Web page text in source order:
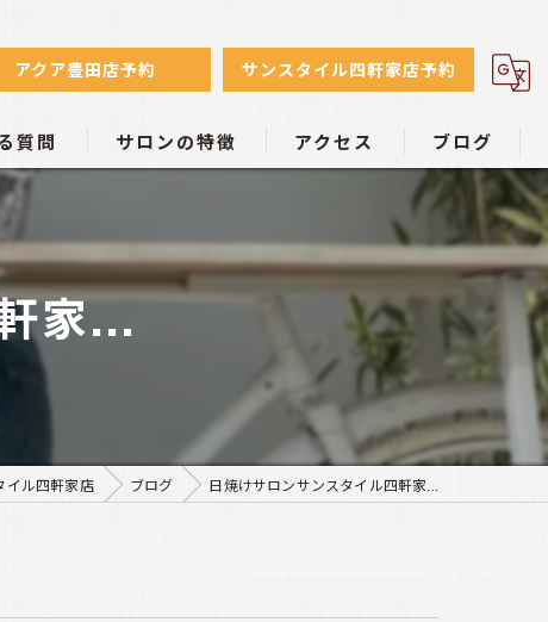
アクア豊田店予約 サンスタイル四軒家店予約
質問 サロンの特徴
小麦色
リーズナブル
アクセス
日焼けサロン アクア豊田店
日焼けサロン サンスタイル四軒家店
ブログ
家...
イル四軒家店 ブログ 日焼けサロンサンスタイル四軒家...